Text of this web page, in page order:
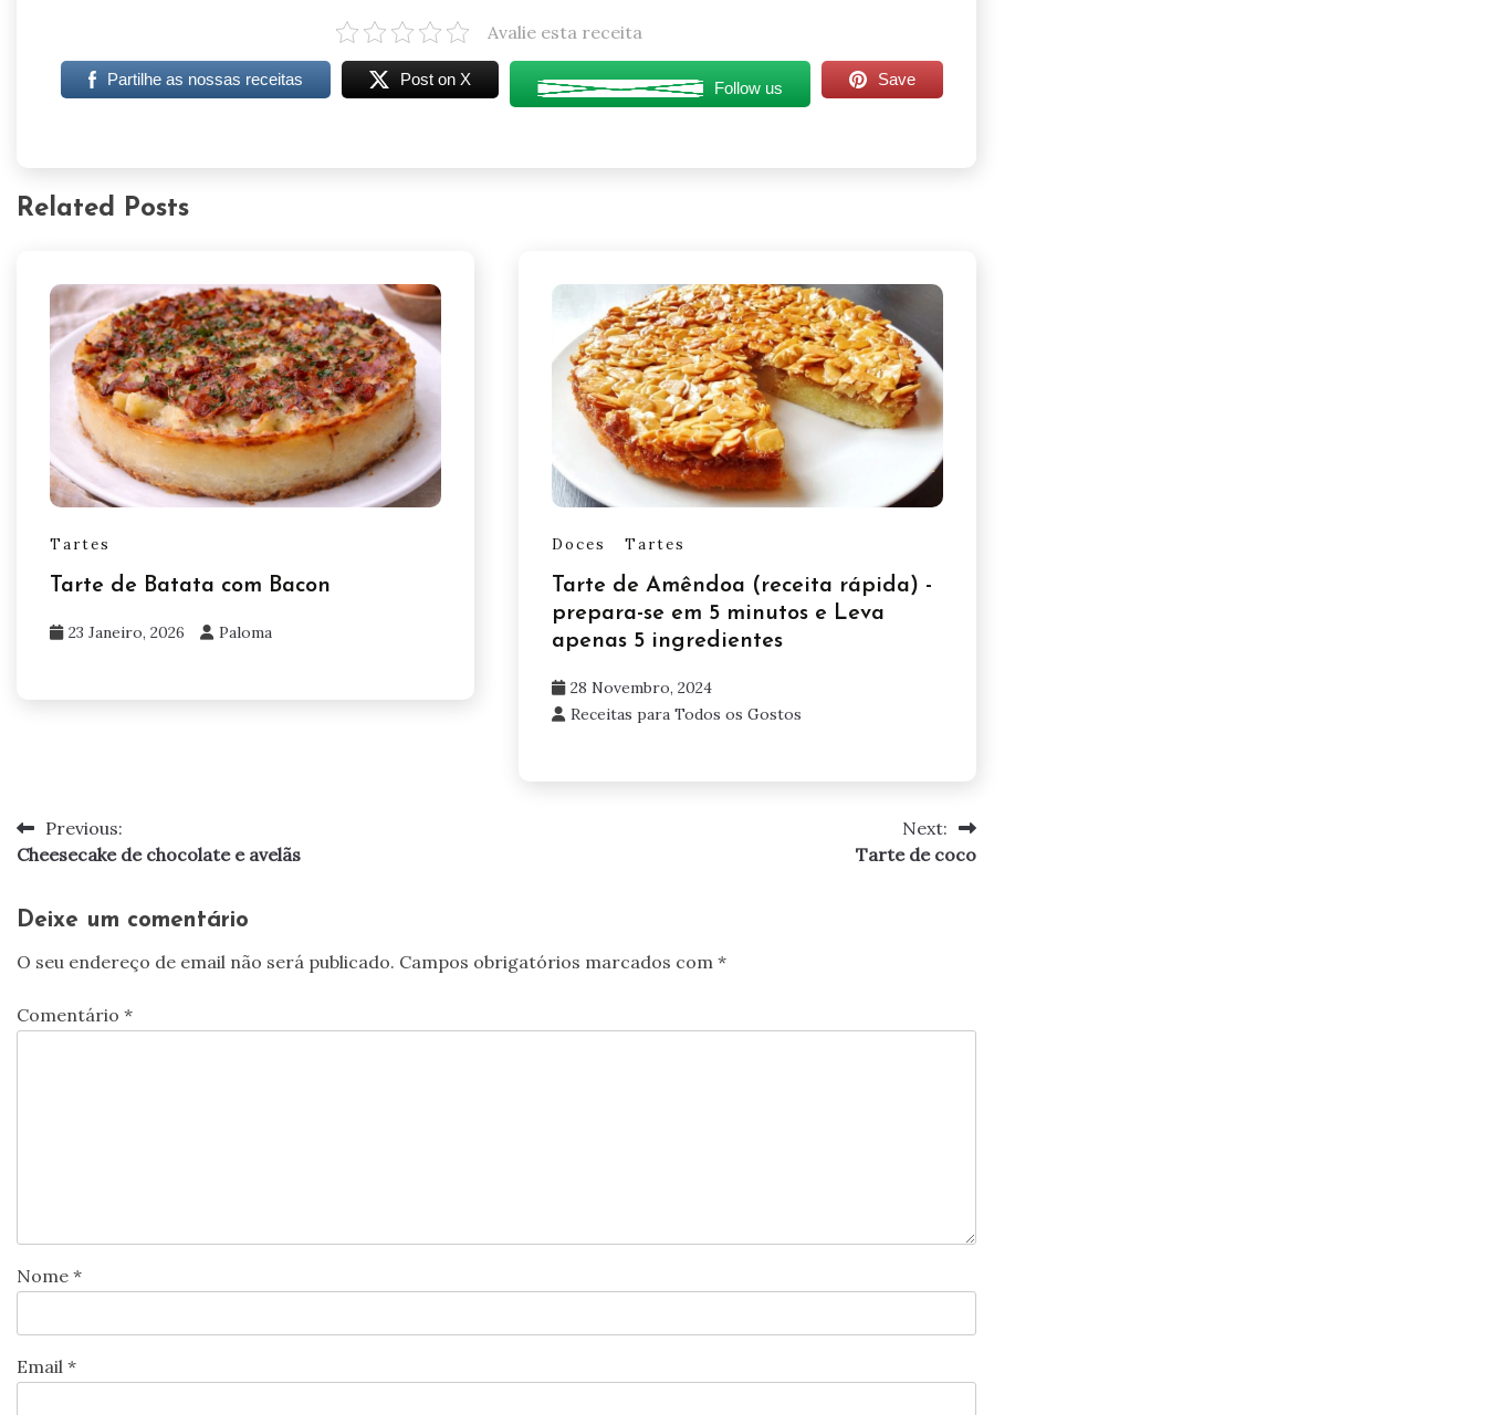
Avalie esta receita
Partilhe as nossas receitas Post on X Follow us Save
Related Posts
Tartes
Tarte de Batata com Bacon
23 Janeiro, 2026 Paloma
Doces Tartes
Tarte de Amêndoa (receita rápida) -
prepara-se em 5 minutos e Leva
apenas 5 ingredientes
28 Novembro, 2024
Receitas para Todos os Gostos
Navegação
artigos
Previous:
Cheesecake de chocolate e avelãs
Next:
Tarte de coco
Deixe um comentário
O seu endereço de email não será publicado. Campos obrigatórios marcados com *
Comentário *
Nome *
Email *